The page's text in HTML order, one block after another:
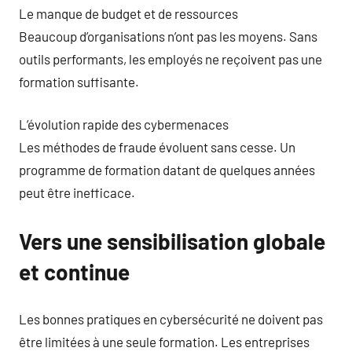
Le manque de budget et de ressources
Beaucoup d’organisations n’ont pas les moyens. Sans
outils performants, les employés ne reçoivent pas une
formation suffisante.
L’évolution rapide des cybermenaces
Les méthodes de fraude évoluent sans cesse. Un
programme de formation datant de quelques années
peut être inefficace.
Vers une sensibilisation globale
et continue
Les bonnes pratiques en cybersécurité ne doivent pas
être limitées à une seule formation. Les entreprises